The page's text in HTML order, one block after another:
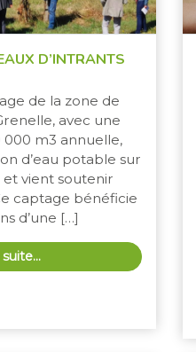
D’INTRANTS
de la zone de
avec une
m3 annuelle,
d’eau potable sur
et vient soutenir
captage bénéficie
d’une […]
suite…